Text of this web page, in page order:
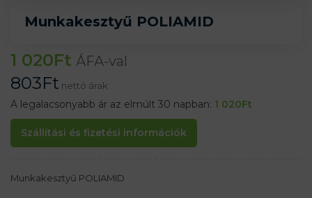
Munkakesztyű POLIAMID
1 020Ft ÁFA-val
803Ft nettó árak
A legalacsonyabb ár az elmúlt 30 napban: 1 020Ft
Szállítási és fizetési információk
Munkakesztyű POLIAMID